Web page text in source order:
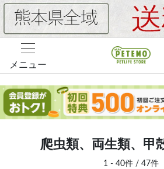
メニュー
爬虫類、両生類、甲
1 - 40件 / 47件